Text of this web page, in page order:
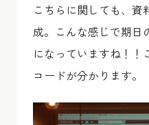
こちらに関しても、資
成。こんな感じで期日
になっていますね！！
コードが分かります。